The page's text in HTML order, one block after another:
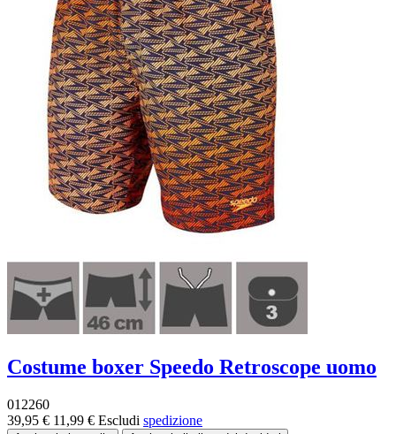
Costume boxer Speedo Retroscope uomo
012260
39,95 € 11,99 € Escludi spedizione